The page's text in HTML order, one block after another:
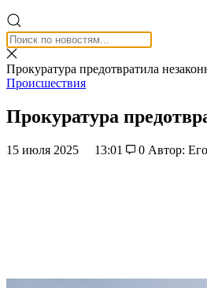
Прокуратура предотвратила
Происшествия
Прокуратура
15 июля 2025 13:01 0 Автор: